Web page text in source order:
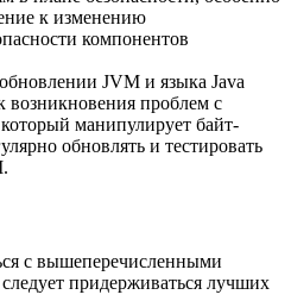
к изменению
компонентов
JVM и языка Java
возникновения проблем с
манипулирует байт-
обновлять и тестировать
с вышеперечисленными
придерживаться лучших